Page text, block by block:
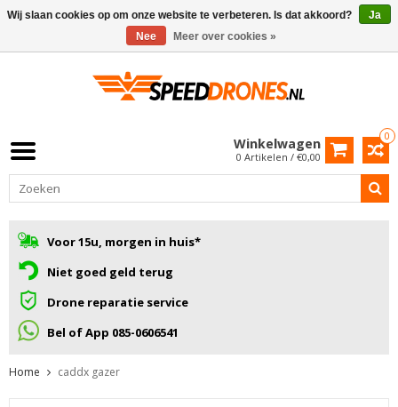
0
Winkelwagen
0 Artikelen / €0,00
Voor 15u, morgen in huis*
Niet goed geld terug
Drone reparatie service
Bel of App 085-0606541
Home caddx gazer
Wij slaan cookies op om onze website te verbeteren. Is dat akkoord?
Ja
Nee
Meer over cookies »